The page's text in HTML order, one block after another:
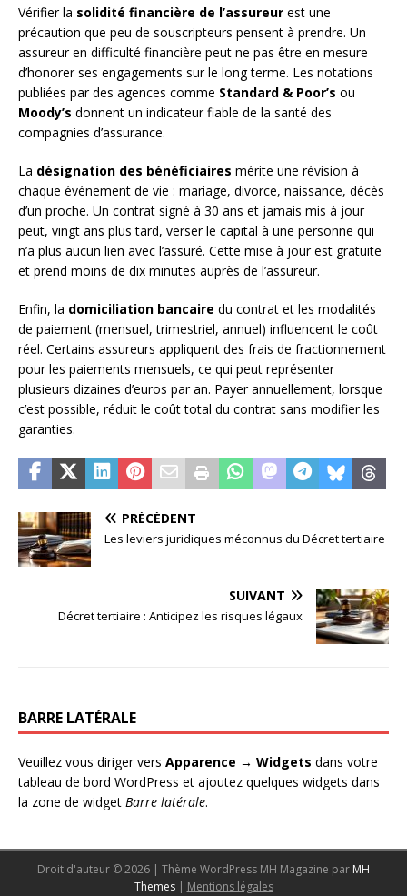
Vérifier la solidité financière de l’assureur est une
précaution que peu de souscripteurs pensent à prendre. Un
assureur en difficulté financière peut ne pas être en mesure
d’honorer ses engagements sur le long terme. Les notations
publiées par des agences comme Standard & Poor’s ou
Moody’s donnent un indicateur fiable de la santé des
compagnies d’assurance.
La désignation des bénéficiaires mérite une révision à
chaque événement de vie : mariage, divorce, naissance, décès
d’un proche. Un contrat signé à 30 ans et jamais mis à jour
peut, vingt ans plus tard, verser le capital à une personne qui
n’a plus aucun lien avec l’assuré. Cette mise à jour est gratuite
et prend moins de dix minutes auprès de l’assureur.
Enfin, la domiciliation bancaire du contrat et les modalités
de paiement (mensuel, trimestriel, annuel) influencent le coût
réel. Certains assureurs appliquent des frais de fractionnement
pour les paiements mensuels, ce qui peut représenter
plusieurs dizaines d’euros par an. Payer annuellement, lorsque
c’est possible, réduit le coût total du contrat sans modifier les
garanties.
PRÉCÉDENT
Les leviers juridiques méconnus du Décret tertiaire
SUIVANT
Décret tertiaire : Anticipez les risques légaux
BARRE LATÉRALE
Veuillez vous diriger vers Apparence → Widgets dans votre
tableau de bord WordPress et ajoutez quelques widgets dans
la zone de widget Barre latérale.
Droit d'auteur © 2026 | Thème WordPress MH Magazine par MH
Themes | Mentions légales